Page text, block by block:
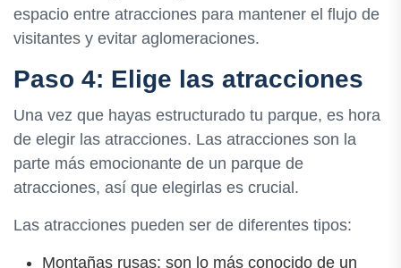
espacio entre atracciones para mantener el flujo de
visitantes y evitar aglomeraciones.
Paso 4: Elige las atracciones
Una vez que hayas estructurado tu parque, es hora
de elegir las atracciones. Las atracciones son la
parte más emocionante de un parque de
atracciones, así que elegirlas es crucial.
Las atracciones pueden ser de diferentes tipos:
Montañas rusas: son lo más conocido de un